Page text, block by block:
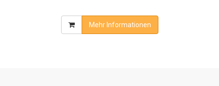
Mehr Informationen